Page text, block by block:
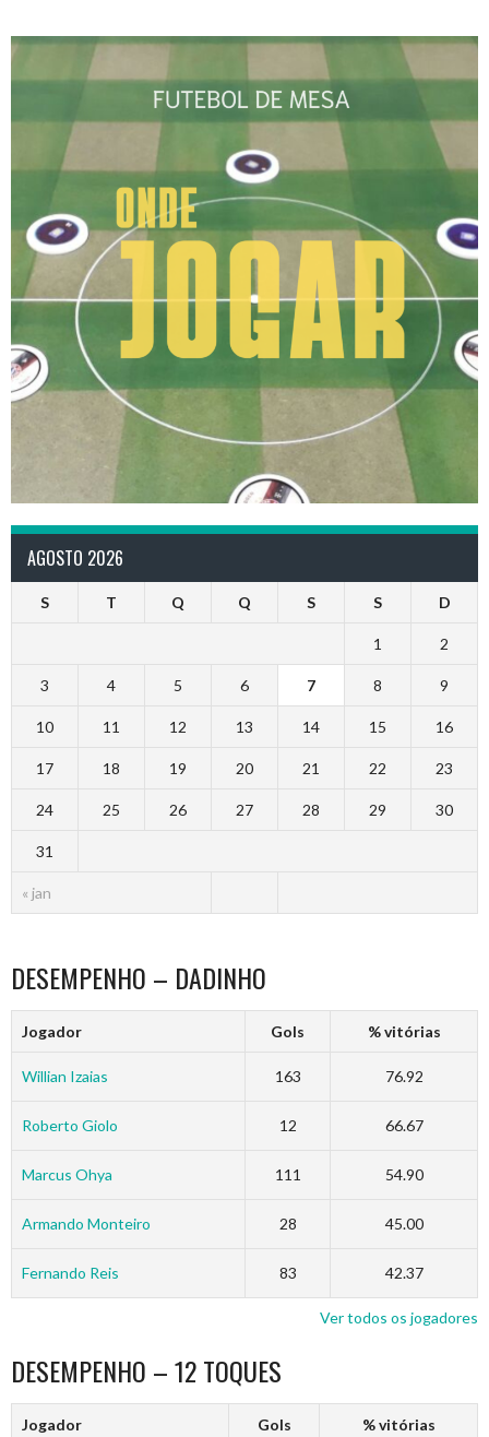
AGOSTO 2026
S T Q Q S S D
« jan
1 2
3 4 5 6 7 8 9
10 11 12 13 14 15 16
17 18 19 20 21 22 23
24 25 26 27 28 29 30
31
DESEMPENHO – DADINHO
Jogador Gols % vitórias
Willian Izaias 163 76.92
Roberto Giolo 12 66.67
Marcus Ohya 111 54.90
Armando Monteiro 28 45.00
Fernando Reis 83 42.37
Ver todos os jogadores
DESEMPENHO – 12 TOQUES
Jogador Gols % vitórias